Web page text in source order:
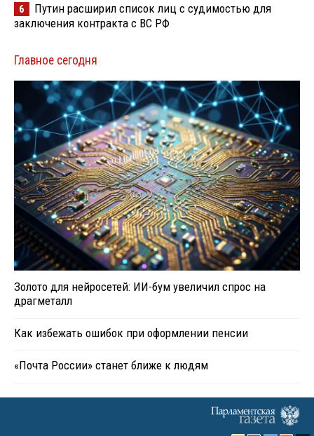
6
Путин расширил список лиц с судимостью для
заключения контракта с ВС РФ
Главное сегодня
Золото для нейросетей: ИИ-бум увеличил спрос на
драгметалл
Как избежать ошибок при оформлении пенсии
«Почта России» станет ближе к людям